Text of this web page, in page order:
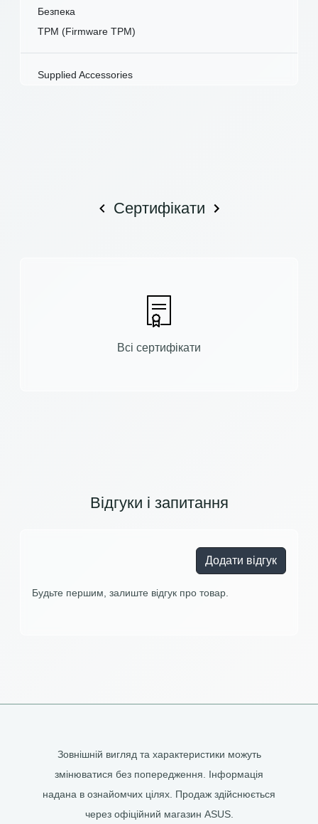
Безпека
TPM (Firmware TPM)
Supplied Accessories
Сертифікати
Всі сертифікати
Відгуки і запитання
Додати відгук
Будьте першим, залиште відгук про товар.
Зовнішній вигляд та характеристики можуть
змінюватися без попередження. Інформація
надана в ознайомчих цілях. Продаж здійснюється
через офіційний магазин ASUS.